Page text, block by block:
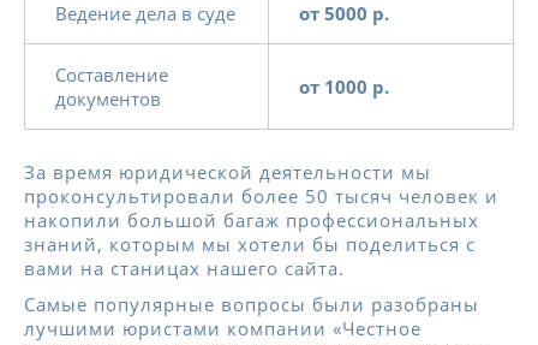
Ведение дела в суде от 5000 р.
Составление
документов
от 1000 р.
За время юридической деятельности мы
проконсультировали более 50 тысяч человек и
накопили большой багаж профессиональных
знаний, которым мы хотели бы поделиться с
вами на станицах нашего сайта.
Самые популярные вопросы были разобраны
лучшими юристами компании «Честное